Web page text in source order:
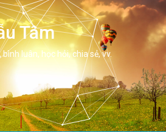
Tâm
luân, học hỏi, chia sẻ, vv.